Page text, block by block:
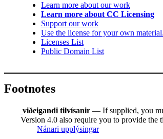
Learn more about our work
Learn more about CC Licensing
Support our work
Use the license for your own material.
Licenses List
Public Domain List
Footnotes
viðeigandi tilvísanir — If supplied, you
Version 4.0 also require you to provide the
Nánari upplýsingar